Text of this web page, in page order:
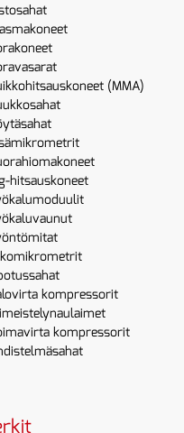
(MMA)
hitsauskoneet
kompressorit
kompressorit